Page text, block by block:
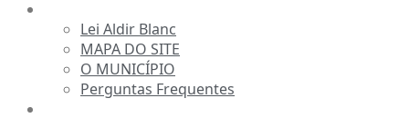
Lei Aldir Blanc
MAPA DO SITE
O MUNICÍPIO
Perguntas Frequentes